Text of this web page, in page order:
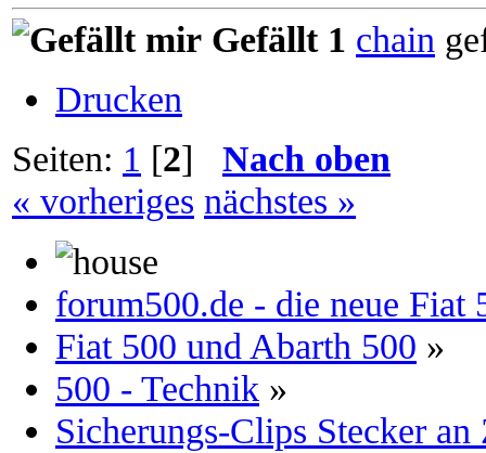
Gefällt 1 chain
Drucken
Seiten: 1 [2] Nach oben
« vorheriges nächstes »
forum500.de - die neue Fiat
Fiat 500 und Abarth 500 »
500 - Technik »
Sicherungs-Clips Stecker